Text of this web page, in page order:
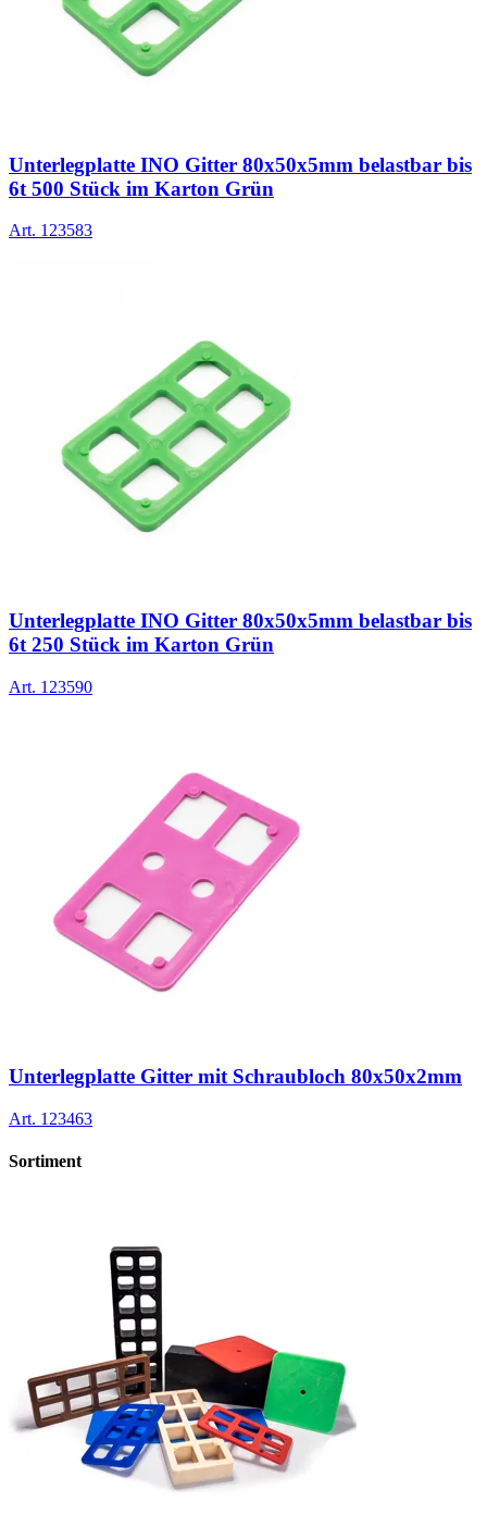
Unterlegplatte INO Gitter 80x50x5mm belastbar bis
6t 500 Stück im Karton Grün
Art. 123583
Unterlegplatte INO Gitter 80x50x5mm belastbar bis
6t 250 Stück im Karton Grün
Art. 123590
Unterlegplatte Gitter mit Schraubloch 80x50x2mm
Art. 123463
Sortiment